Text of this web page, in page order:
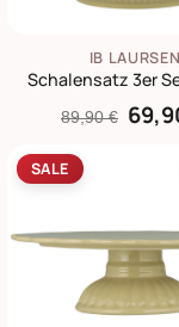
IB LAURSEN
Schalensatz 3er
89,90 €
SALE